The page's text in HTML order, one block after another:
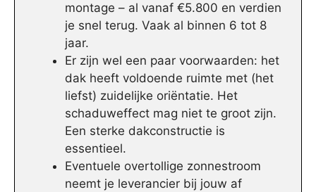
montage – al vanaf €5.800 en verdien
je snel terug. Vaak al binnen 6 tot 8
jaar.
Er zijn wel een paar voorwaarden: het
dak heeft voldoende ruimte met (het
liefst) zuidelijke oriëntatie. Het
schaduweffect mag niet te groot zijn.
Een sterke dakconstructie is
essentieel.
Eventuele overtollige zonnestroom
neemt je leverancier bij jouw af